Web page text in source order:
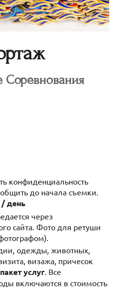
Соревнования
конфиденциальность
до начала съемки.
/ день
через
сайта. Фото для ретуши
одежды, животных,
визажа, причесок
услуг . Все
включаются в стоимость